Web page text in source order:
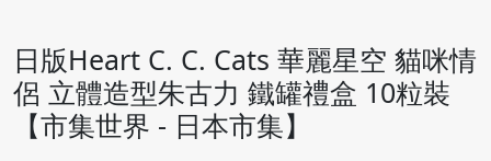
日版Heart C. C. Cats 華麗星空 貓咪情
侶 立體造型朱古力 鐵罐禮盒 10粒裝
【市集世界 - 日本市集】